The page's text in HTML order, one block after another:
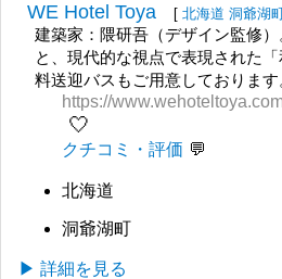
WE Hotel Toya [ 北海道 洞爺湖
建築家：隈研吾（デザイン監修
と、現代的な視点で表現された
料送迎バスもご用意しております
https://
🤍
クチコミ・評価
北海道
洞爺湖町
▶ 詳細を見る